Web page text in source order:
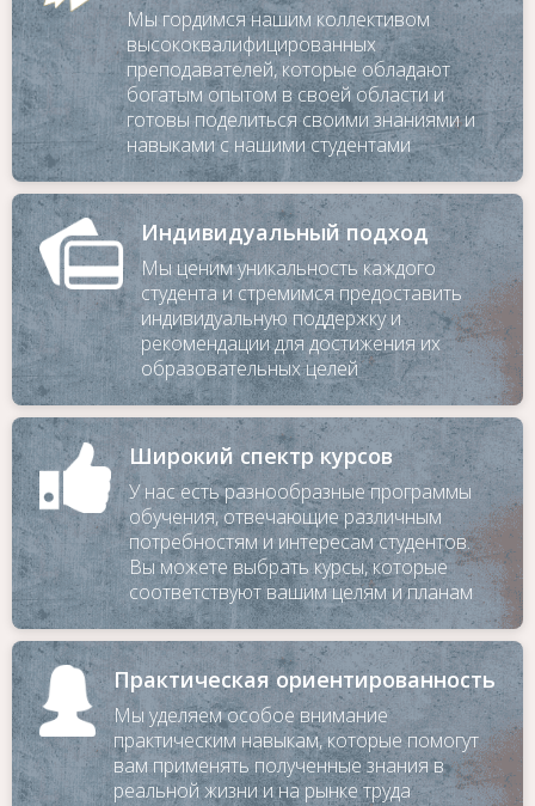
Мы гордимся нашим коллективом
высококвалифицированных
преподавателей, которые обладают
богатым опытом в своей области и
готовы поделиться своими знаниями и
навыками с нашими студентами
Индивидуальный подход
Мы ценим уникальность каждого
студента и стремимся предоставить
индивидуальную поддержку и
рекомендации для достижения их
образовательных целей
Широкий спектр курсов
У нас есть разнообразные программы
обучения, отвечающие различным
потребностям и интересам студентов.
Вы можете выбрать курсы, которые
соответствуют вашим целям и планам
Практическая ориентированность
Мы уделяем особое внимание
практическим навыкам, которые помогут
вам применять полученные знания в
реальной жизни и на рынке труда